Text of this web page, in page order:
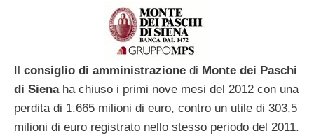
Il consiglio di amministrazione di Monte dei Paschi
di Sienaha chiuso i primi nove mesi del 2012 con una
perdita di 1.665 milioni di euro, contro un utile di 303,5
milioni di euro registrato nello stesso periodo del 2011.